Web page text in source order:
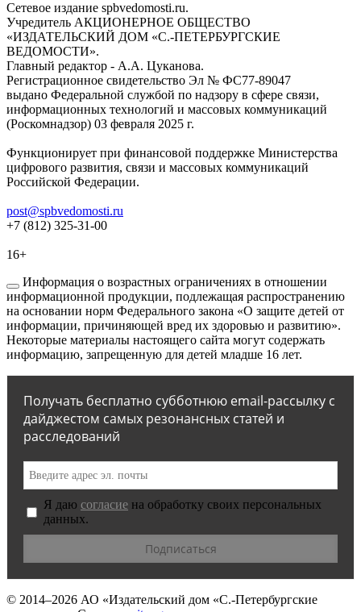
Сетевое издание spbvedomosti.ru.
Учредитель АКЦИОНЕРНОЕ ОБЩЕСТВО
«ИЗДАТЕЛЬСКИЙ ДОМ «С.-ПЕТЕРБУРГСКИЕ
ВЕДОМОСТИ».
Главный редактор - А.А. Цуканова.
Регистрационное свидетельство Эл № ФС77-89047
выдано Федеральной службой по надзору в сфере связи,
информационных технологий и массовых коммуникаций
(Роскомнадзор) 03 февраля 2025 г.
Функционирует при финансовой поддержке Министерства
цифрового развития, связи и массовых коммуникаций
Российской Федерации.
post@spbvedomosti.ru
+7 (812) 325-31-00
16+
Информация о возрастных ограничениях в отношении
информационной продукции, подлежащая распространению
на основании норм Федерального закона «О защите детей от
информации, причиняющей вред их здоровью и развитию».
Некоторые материалы настоящего сайта могут содержать
информацию, запрещенную для детей младше 16 лет.
Получать бесплатно субботнюю email-рассылку с
дайджестом самых резонансных статей и
расследований
Я даю согласие на обработку своих персональных
данных.
© 2014–2026 АО «Издательский дом «С.-Петербургские